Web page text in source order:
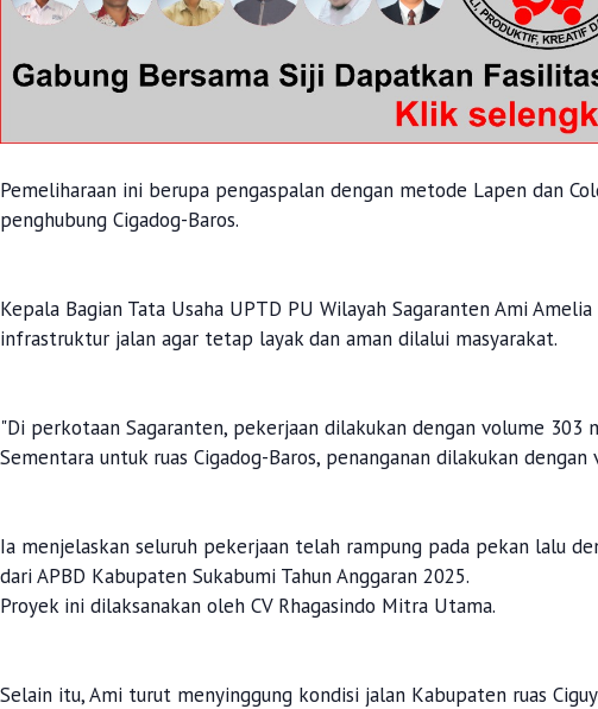
Pemeliharaan ini berupa pengaspalan dengan metode Lapen dan
penghubung Cigadog-Baros.
Kepala Bagian Tata Usaha UPTD PU Wilayah Sagaranten Ami
infrastruktur jalan agar tetap layak dan aman dilalui masyarakat.
"Di perkotaan Sagaranten, pekerjaan dilakukan dengan volume 303
Sementara untuk ruas Cigadog-Baros, penanganan dilakukan
Ia menjelaskan seluruh pekerjaan telah rampung pada pekan lalu
dari APBD Kabupaten Sukabumi Tahun Anggaran 2025.
Proyek ini dilaksanakan oleh CV Rhagasindo Mitra Utama.
Selain itu, Ami turut menyinggung kondisi jalan Kabupaten ruas